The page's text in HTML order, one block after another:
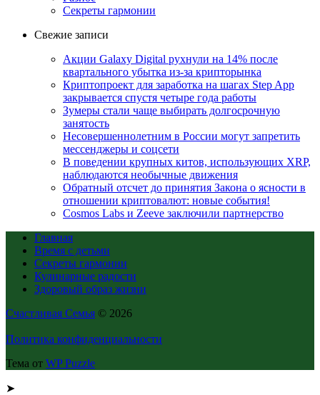
Секреты гармонии
Свежие записи
Акции Galaxy Digital рухнули на 14% после
квартального убытка из-за крипторынка
Криптопроект для заработка на шагах Step App
закрывается спустя четыре года работы
Зумеры стали чаще выбирать долгосрочную
занятость
Несовершеннолетним в России могут запретить
мессенджеры и соцсети
В поведении крупных китов, использующих XRP,
наблюдаются необычные движения
Обратный отсчет до принятия Закона о ясности в
отношении криптовалют: новые события!
Cosmos Labs и Zeeve заключили партнерство
Главная
Время с детьми
Секреты гармонии
Кулинарные радости
Здоровый образ жизни
Счастливая Семья © 2026
Политика конфиденциальности
Тема от WP Puzzle
➤